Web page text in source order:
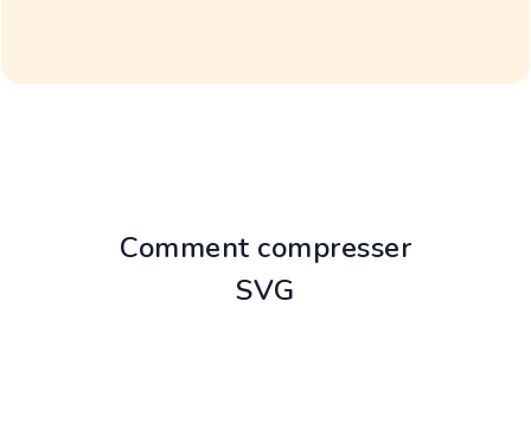
Comment compresser
SVG